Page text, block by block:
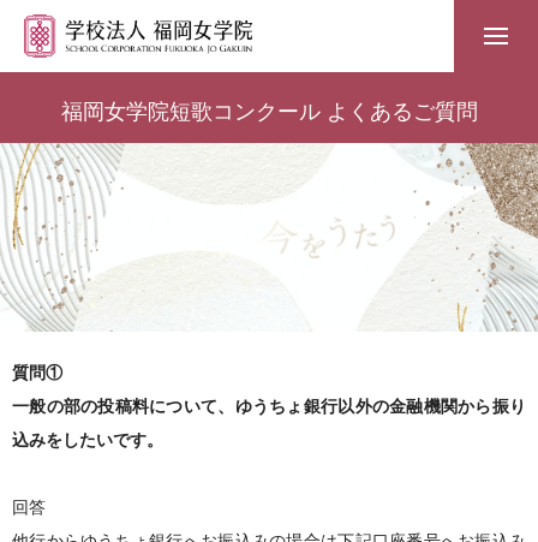
福岡女学院短歌コンクール よくあるご質問
質問①
一般の部の投稿料について、ゆうちょ銀行以外の金融機関から振り
込みをしたいです。
回答